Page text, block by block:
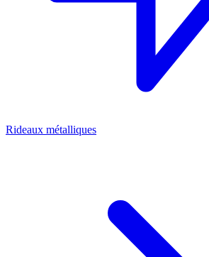
Rideaux métalliques